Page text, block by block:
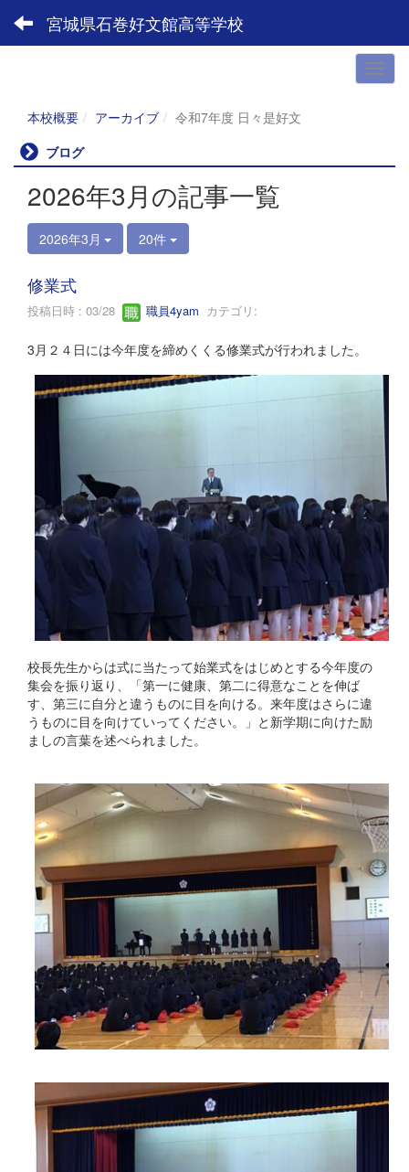
宮城県石巻好文館高等学校
本校概要 アーカイブ
令和7年度 日々是好文
ブログ
2026年3月の記事一覧
2026年3月 20件
修業式
投稿日時 : 03/28 職員4yam カテゴリ:
3月２４日には今年度を締めくくる修業式が行われました。
校長先生からは式に当たって始業式をはじめとする今年度の
集会を振り返り、「第一に健康、第二に得意なことを伸ば
す、第三に自分と違うものに目を向ける。来年度はさらに違
うものに目を向けていってください。」と新学期に向けた励
ましの言葉を述べられました。